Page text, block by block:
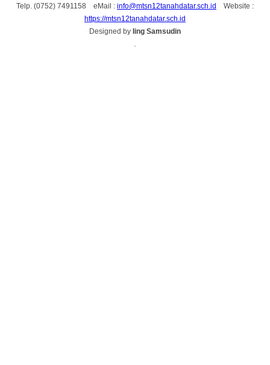
Telp. (0752) 7491158 eMail : info@mtsn12tanahdatar.sch.id
Website :
https://mtsn12tanahdatar.sch.id
Designed by Iing Samsudin